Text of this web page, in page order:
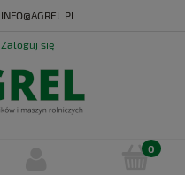
INFO@AGREL.PL
Zaloguj się